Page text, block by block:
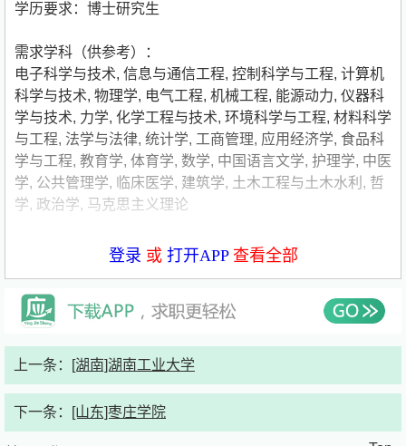
学历要求：博士研究生
需求学科（供参考）：
电子科学与技术, 信息与通信工程, 控制科学与工程, 计算机
科学与技术, 物理学, 电气工程, 机械工程, 能源动力, 仪器科
学与技术, 力学, 化学工程与技术, 环境科学与工程, 材料科学
与工程, 法学与法律, 统计学, 工商管理, 应用经济学, 食品科
学与工程, 教育学, 体育学, 数学, 中国语言文学, 护理学, 中医
学, 公共管理学, 临床医学, 建筑学, 土木工程与土木水利 , 哲
学, 政治学, 马克思主义理论
公告详情
水平学校建设单位，2025年6月获批升格为职业本科大学，
国特色高水平高职学校、黄炎培职业教育优秀学校、全国高
登录 或 打开APP查看全部
上一条： [湖南]湖南工业大学
下一条： [山东]枣庄学院